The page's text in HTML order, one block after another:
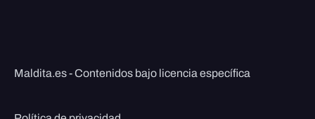
Maldita.es - Contenidos bajo licencia específica